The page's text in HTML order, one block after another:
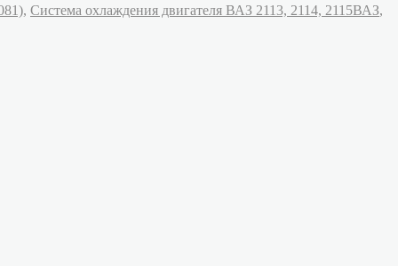
, Система охлаждения двигателя ВАЗ 2113, 2114, 2115Метки
ВАЗ,